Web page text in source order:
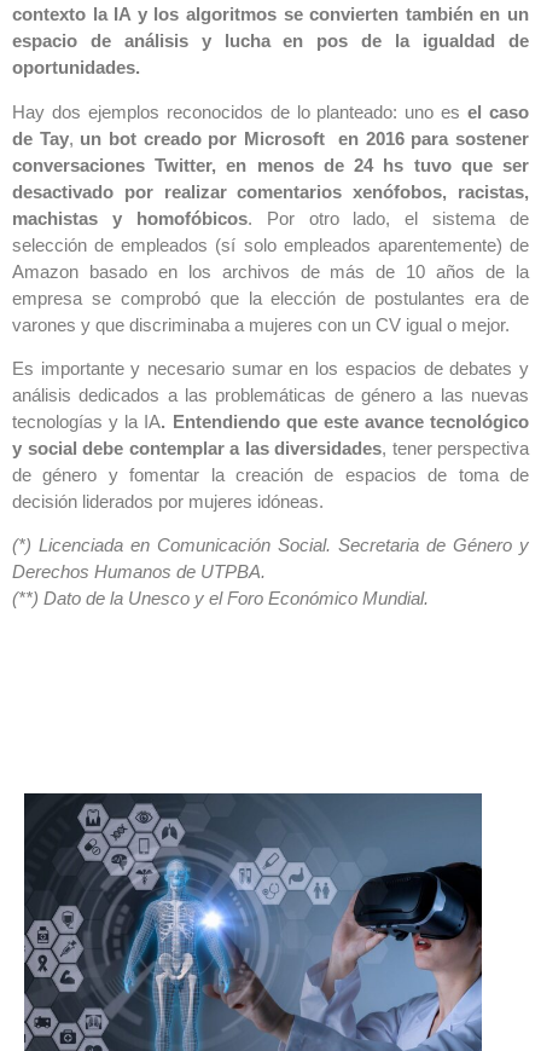
contexto la IA y los algoritmos se convierten también en un
espacio de análisis y lucha en pos de la igualdad de
oportunidades.
Hay dos ejemplos reconocidos de lo planteado: uno esel caso
de Tay, un bot creado por Microsoft en 2016 para sostener
conversaciones Twitter, en menos de 24 hs tuvo que ser
desactivado por realizar comentarios xenófobos, racistas,
machistas y homofóbicos. Por otro lado, el sistema de
selección de empleados (sí solo empleados aparentemente) de
Amazon basado en los archivos de más de 10 años de la
empresa se comprobó que la elección de postulantes era de
varones y que discriminaba a mujeres con un CV igual o mejor.
Es importante y necesario sumar en los espacios de debates y
análisis dedicados a las problemáticas de género a las nuevas
tecnologías y la IA. Entendiendo que este avance tecnológico
y social debe contemplar a las diversidades, tener perspectiva
de género y fomentar la creación de espacios de toma de
decisión liderados por mujeres idóneas.
(*) Licenciada en Comunicación Social. Secretaria de Género y
Derechos Humanos de UTPBA.
(**) Dato de la Unesco y el Foro Económico Mundial.